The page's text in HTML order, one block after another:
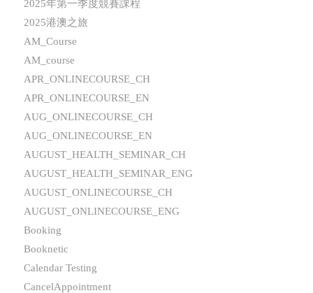
2025年第一季度競賽課程
2025港澳之旅
AM_Course
AM_course
APR_ONLINECOURSE_CH
APR_ONLINECOURSE_EN
AUG_ONLINECOURSE_CH
AUG_ONLINECOURSE_EN
AUGUST_HEALTH_SEMINAR_CH
AUGUST_HEALTH_SEMINAR_ENG
AUGUST_ONLINECOURSE_CH
AUGUST_ONLINECOURSE_ENG
Booking
Booknetic
Calendar Testing
CancelAppointment